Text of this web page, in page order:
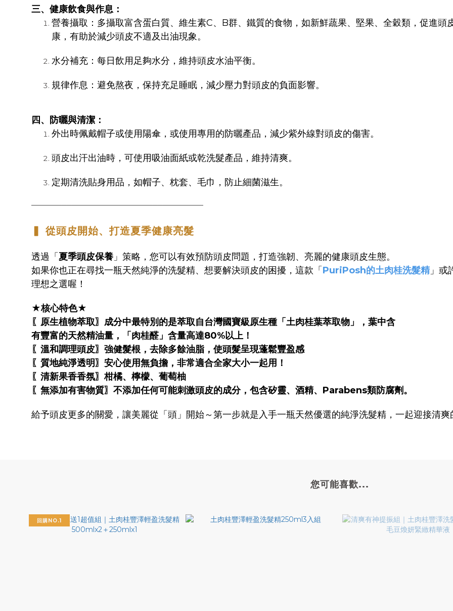
三、健康飲食與作息：
營養攝取：多攝取富含蛋白質、維生素C、B群、鐵質的食物，如新鮮蔬果、堅果、全穀類，促進頭
康，有助於減少頭皮不適及出油現象。
水分補充：每日飲用足夠水分，維持頭皮水油平衡。
規律作息：避免熬夜，保持充足睡眠，減少壓力對頭皮的負面影響。
四、防曬與清潔：
外出時佩戴帽子或使用陽傘，或使用專用的防曬產品，減少紫外線對頭皮的傷害。
頭皮出汗出油時，可使用吸油面紙或乾洗髮產品，維持清爽。
定期清洗貼身用品，如帽子、枕套、毛巾，防止細菌滋生。
──────────────────────────────────
▍ 從頭皮開始、打造夏季健康亮髮
透過「 夏季頭皮保養」策略，您可以有效預防頭皮問題，打造強韌、亮麗的健康頭皮生態。
如果你也正在尋找一瓶天然純淨的洗髮精、想要解決頭皮的困擾，這款「 PuriPosh的土肉桂洗髮精」或
理想之選喔！
★核心特色★
〖原生植物萃取〗成分中最特別的是萃取自台灣國寶級原生種「土肉桂葉萃取物」，葉中含
有豐富的天然精油量，「肉桂醛」含量高達80%以上！
〖溫和調理頭皮〗強健髮根，去除多餘油脂，使頭髮呈現蓬鬆豐盈感
〖質地純淨透明〗安心使用無負擔，非常適合全家大小一起用！
〖清新果香香氛〗柑橘、檸檬、葡萄柚
〖無添加有害物質〗不添加任何可能刺激頭皮的成分，包含矽靈、酒精、Parabens類防腐劑。
給予頭皮更多的關愛，讓美麗從「頭」開始～第一步就是入手一瓶天然優選的純淨洗髮精，一起迎接清爽
您可能喜歡...
回購NO.1